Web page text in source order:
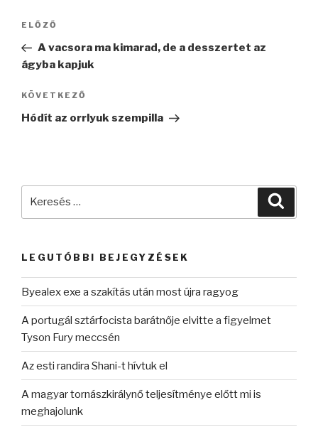
Bejegyzés
Korábbi
bejegyzés
ELŐZŐ
A vacsora ma kimarad, de a desszertet az
ágyba kapjuk
Következő
bejegyzés
KÖVETKEZŐ
Hódít az orrlyuk szempilla
LEGUTÓBBI BEJEGYZÉSEK
Byealex exe a szakítás után most újra ragyog
A portugál sztárfocista barátnője elvitte a figyelmet
Tyson Fury meccsén
Az esti randira Shani-t hívtuk el
A magyar tornászkirálynő teljesítménye előtt mi is
meghajolunk